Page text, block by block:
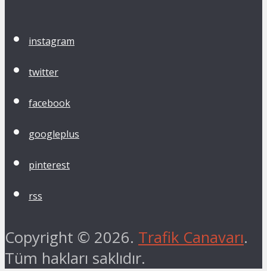
instagram
twitter
facebook
googleplus
pinterest
rss
Copyright © 2026. Trafik Canavarı.
Tüm hakları saklıdır.